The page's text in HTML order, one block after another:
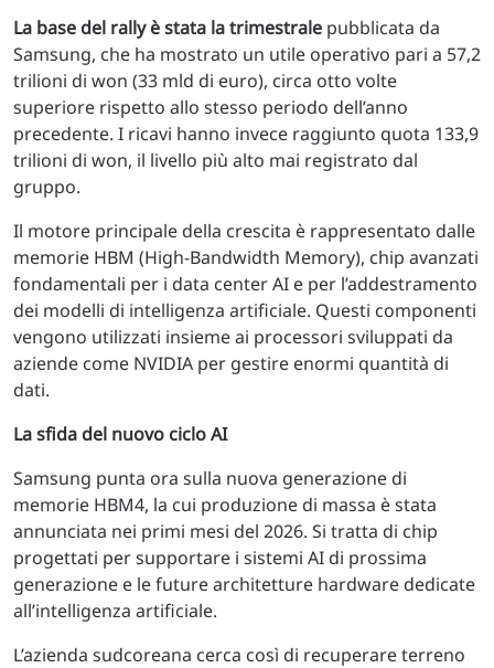
La base del rally è stata la trimestrale pubblicata da
Samsung, che ha mostrato un utile operativo pari a 57,2
trilioni di won (33 mld di euro), circa otto volte
superiore rispetto allo stesso periodo dell’anno
precedente. I ricavi hanno invece raggiunto quota 133,9
trilioni di won, il livello più alto mai registrato dal
gruppo.
Il motore principale della crescita è rappresentato dalle
memorie HBM (High-Bandwidth Memory), chip avanzati
fondamentali per i data center AI e per l’addestramento
dei modelli di intelligenza artificiale. Questi componenti
vengono utilizzati insieme ai processori sviluppati da
aziende come NVIDIA per gestire enormi quantità di
dati.
La sfida del nuovo ciclo AI
Samsung punta ora sulla nuova generazione di
memorie HBM4, la cui produzione di massa è stata
annunciata nei primi mesi del 2026. Si tratta di chip
progettati per supportare i sistemi AI di prossima
generazione e le future architetture hardware dedicate
all’intelligenza artificiale.
L’azienda sudcoreana cerca così di recuperare terreno